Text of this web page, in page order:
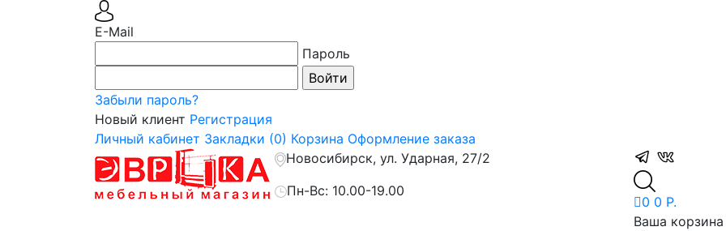
E-Mail
Пароль
Забыли пароль?
Новый клиент Регистрация
Личный кабинет Закладки (0) Корзина Оформление заказа
Новосибирск, ул. Ударная, 27/2
Пн-Вс: 10.00-19.00
0 0 Р.
Ваша корзина